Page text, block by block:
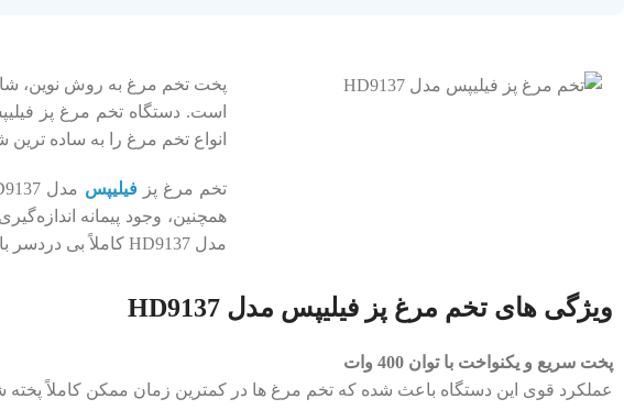
پخت تخم ‌مرغ به روش نوین،
انواع تخم ‌مرغ را به ساده‌
تخم ‌مرغ پزفیلیپس
همچنین، وجود پیمانه
مدل HD9137 کاملاً بی‌ دردسر باشد.
ویژگی ‌های تخم ‌مرغ پز فیلیپس مدل HD9137
پخت سریع و یکنواخت با توان 400 وات
عملکرد قوی این دستگاه باعث شده که تخم ‌مرغ‌ ها در کمترین زمان ممکن کاملاً پخته